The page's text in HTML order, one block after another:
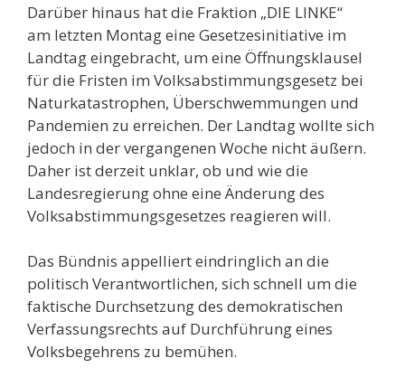
Darüber hinaus hat die Fraktion „DIE LINKE“
am letzten Montag eine Gesetzesinitiative im
Landtag eingebracht, um eine Öffnungsklausel
für die Fristen im Volksabstimmungsgesetz bei
Naturkatastrophen, Überschwemmungen und
Pandemien zu erreichen. Der Landtag wollte sich
jedoch in der vergangenen Woche nicht äußern.
Daher ist derzeit unklar, ob und wie die
Landesregierung ohne eine Änderung des
Volksabstimmungsgesetzes reagieren will.
Das Bündnis appelliert eindringlich an die
politisch Verantwortlichen, sich schnell um die
faktische Durchsetzung des demokratischen
Verfassungsrechts auf Durchführung eines
Volksbegehrens zu bemühen.